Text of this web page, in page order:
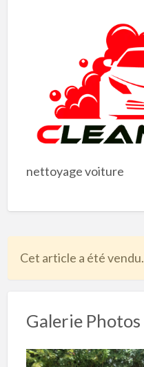
nettoyage voiture
Cet article a été vendu.
Galerie Photos